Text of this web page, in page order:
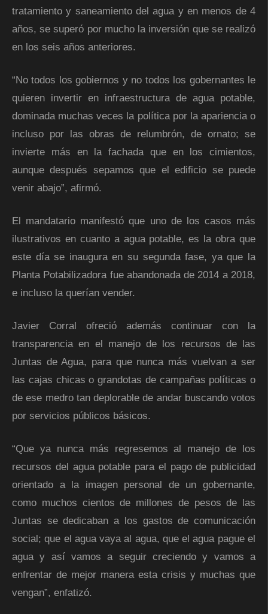
tratamiento y saneamiento del agua y en menos de 4
años, se superó por mucho la inversión que se realizó
en los seis años anteriores.
“No todos los gobiernos y no todos los gobernantes le
quieren invertir en infraestructura de agua potable,
dominada muchas veces la política por la apariencia o
incluso por las obras de relumbrón, de ornato; se
invierte más en la fachada que en los cimientos,
aunque después sepamos que el edificio se puede
venir abajo”, afirmó.
El mandatario manifestó que uno de los casos más
ilustrativos en cuanto a agua potable, es la obra que
este día se inaugura en su segunda fase, ya que la
Planta Potabilizadora fue abandonada de 2014 a 2018,
e incluso la querían vender.
Javier Corral ofreció además continuar con la
transparencia en el manejo de los recursos de las
Juntas de Agua, para que nunca más vuelvan a ser
las cajas chicas o grandotas de campañas políticas o
de ese medro tan deplorable de andar buscando votos
por servicios públicos básicos.
“Que ya nunca más regresemos al manejo de los
recursos del agua potable para el pago de publicidad
orientado a la imagen personal de un gobernante,
como muchos cientos de millones de pesos de las
Juntas se dedicaban a los gastos de comunicación
social; que el agua vaya al agua, que el agua pague el
agua y así vamos a seguir creciendo y vamos a
enfrentar de mejor manera esta crisis y muchas que
vengan”, enfatizó.